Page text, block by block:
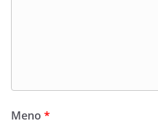
Meno *